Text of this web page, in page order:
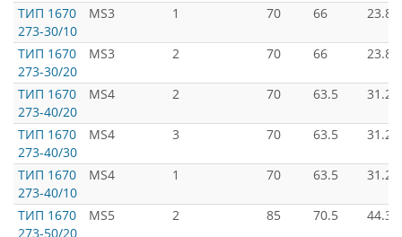
ТИП 1670
273-30/10
MS3 1 70 66
ТИП 1670
273-30/20
MS3 2 70 66
ТИП 1670
273-40/20
MS4 2 70 63.5
ТИП 1670
273-40/30
MS4 3 70 63.5
ТИП 1670
273-40/10
MS4 1 70 63.5
ТИП 1670
273-50/20
MS5 2 85 70.5